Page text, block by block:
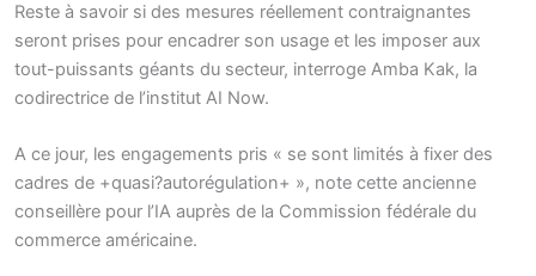
Reste à savoir si des mesures réellement contraignantes
seront prises pour encadrer son usage et les imposer aux
tout-puissants géants du secteur, interroge Amba Kak, la
codirectrice de l’institut AI Now.
A ce jour, les engagements pris « se sont limités à fixer des
cadres de +quasi?autorégulation+ », note cette ancienne
conseillère pour l’IA auprès de la Commission fédérale du
commerce américaine.